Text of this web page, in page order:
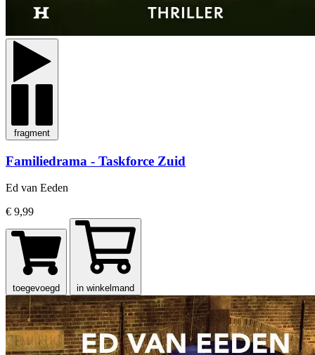
fragment
Familiedrama - Taskforce Zuid
Ed van Eeden
€ 9,99
toegevoegd in winkelmand